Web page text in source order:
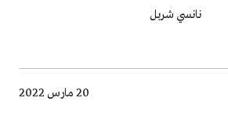
نانسي شربل